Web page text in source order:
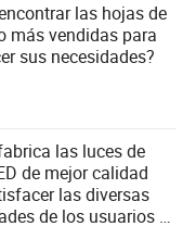
las hojas de
más vendidas para
sus necesidades?
las luces de
de mejor calidad
las diversas
de los usuarios y